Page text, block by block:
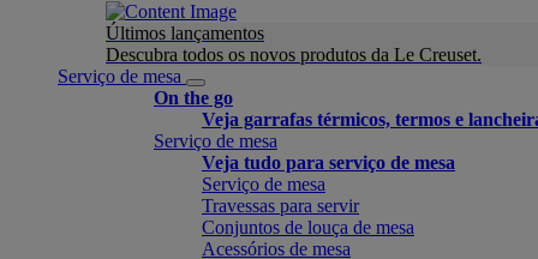
Últimos lançamentos
Descubra todos os novos produtos da Le Creuset.
Serviço de mesa
On the go
Veja garrafas térmicos, termos e
Serviço de mesa
Veja tudo para serviço de mesa
Serviço de mesa
Travessas para servir
Conjuntos de louça de mesa
Acessórios de mesa